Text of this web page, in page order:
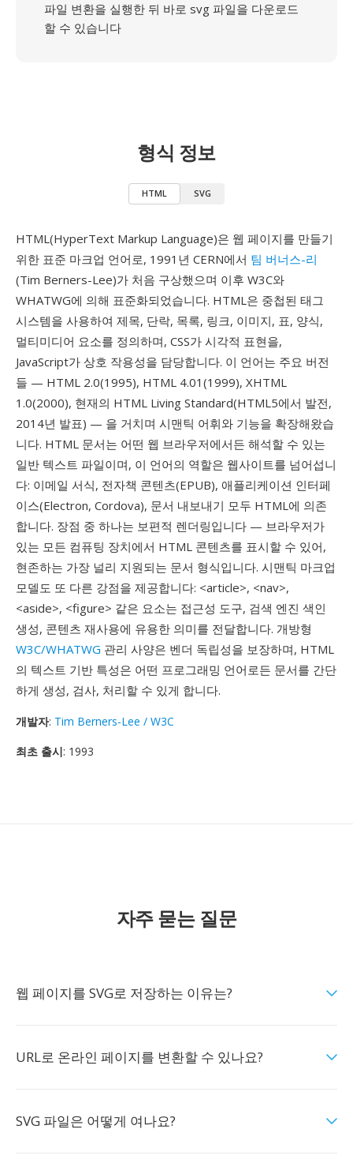
파일 변환을 실행한 뒤 바로 svg 파일을 다운로드
할 수 있습니다
형식 정보
HTML SVG
HTML(HyperText Markup Language)은 웹 페이지를 만들기
위한 표준 마크업 언어로, 1991년 CERN에서 팀 버너스-리
(Tim Berners-Lee)가 처음 구상했으며 이후 W3C와
WHATWG에 의해 표준화되었습니다. HTML은 중첩된 태그
시스템을 사용하여 제목, 단락, 목록, 링크, 이미지, 표, 양식,
멀티미디어 요소를 정의하며, CSS가 시각적 표현을,
JavaScript가 상호 작용성을 담당합니다. 이 언어는 주요 버전
들 — HTML 2.0(1995), HTML 4.01(1999), XHTML
1.0(2000), 현재의 HTML Living Standard(HTML5에서 발전,
2014년 발표) — 을 거치며 시맨틱 어휘와 기능을 확장해왔습
니다. HTML 문서는 어떤 웹 브라우저에서든 해석할 수 있는
일반 텍스트 파일이며, 이 언어의 역할은 웹사이트를 넘어섭니
다: 이메일 서식, 전자책 콘텐츠(EPUB), 애플리케이션 인터페
이스(Electron, Cordova), 문서 내보내기 모두 HTML에 의존
합니다. 장점 중 하나는 보편적 렌더링입니다 — 브라우저가
있는 모든 컴퓨팅 장치에서 HTML 콘텐츠를 표시할 수 있어,
현존하는 가장 널리 지원되는 문서 형식입니다. 시맨틱 마크업
모델도 또 다른 강점을 제공합니다: <article>, <nav>,
<aside>, <figure> 같은 요소는 접근성 도구, 검색 엔진 색인
생성, 콘텐츠 재사용에 유용한 의미를 전달합니다. 개방형
W3C/WHATWG 관리 사양은 벤더 독립성을 보장하며, HTML
의 텍스트 기반 특성은 어떤 프로그래밍 언어로든 문서를 간단
하게 생성, 검사, 처리할 수 있게 합니다.
개발자: Tim Berners-Lee / W3C
최초 출시: 1993
자주 묻는 질문
웹 페이지를 SVG로 저장하는 이유는?
URL로 온라인 페이지를 변환할 수 있나요?
SVG 파일은 어떻게 여나요?